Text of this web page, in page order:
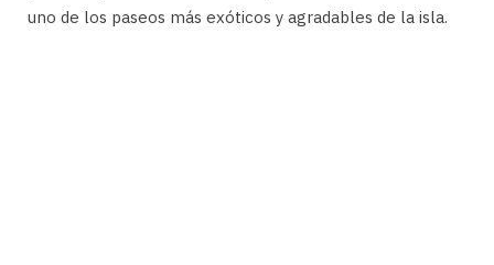
uno de los paseos más exóticos y agradables de la isla.